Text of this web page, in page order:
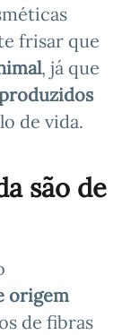
frisar que
, já que
de vida.
são de
origem
de fibras